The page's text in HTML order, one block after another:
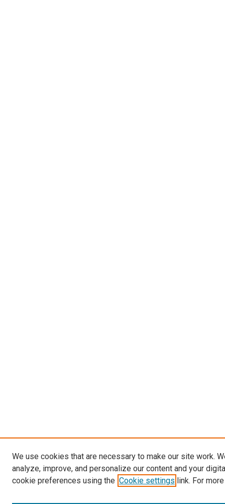
We use cookies that are necessary to make our site work.
analyze, improve, and personalize our content and your
cookie preferences using the Cookie settings link. For